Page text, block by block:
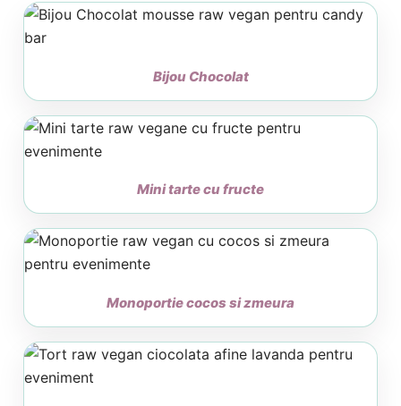
Bijou Chocolat
Mini tarte cu fructe
Monoportie cocos si zmeura